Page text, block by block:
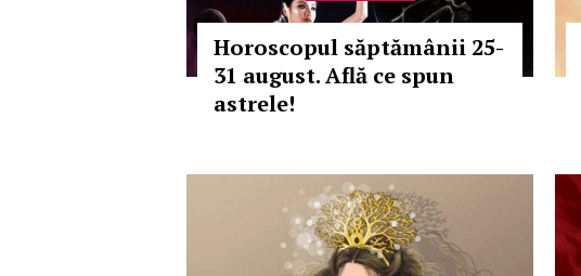
Horoscopul săptămânii 25-
31 august. Află ce spun
astrele!